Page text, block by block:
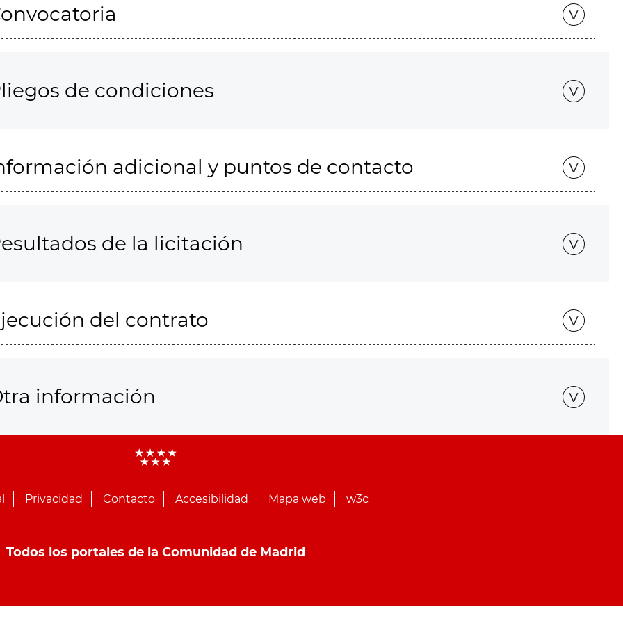
de condiciones
adicional y puntos de contacto
de la licitación
del contrato
información
Privacidad Contacto Accesibilidad Mapa web w3c
Todos los portales de la Comunidad de Madrid